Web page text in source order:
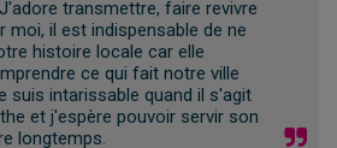
transmettre, faire revivre
moi, il est indispensable de ne
histoire locale car elle
ce qui fait notre ville
suis intarissable quand il s'agit
et j'espère pouvoir servir son
longtemps.